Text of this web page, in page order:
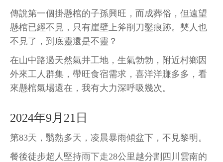
傳說第一個掛懸棺的子孫興旺，而成葬俗，但遠望
懸棺已經不見，只有崖壁上斧削刀鑿痕跡。僰人也
不見了，到底靈還是不靈？
在山中路過天然氣井工地，生氣勃勃，附近村鄉因
外來工人群集，帶旺食宿需求，喜洋洋賺多多，看
來懸棺氣場還在，我有大力深呼吸幾次 。
2024年9月21日
第83天，翳熱多天，凌晨暴雨傾盆下，不見黎明。
餐後徒步超人堅持雨下走28公里越分割四川雲南的